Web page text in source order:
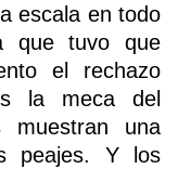
escala en todo
que tuvo que
el rechazo
la meca del
muestran una
peajes. Y los